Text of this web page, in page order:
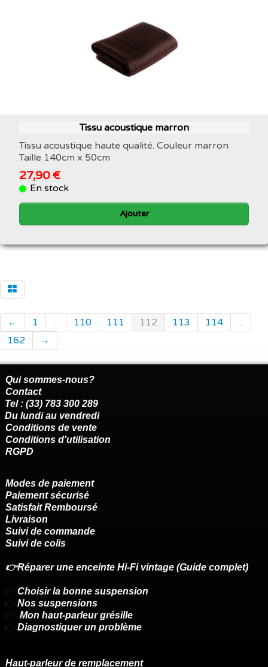
Tissu acoustique marron
Tissu acoustique haute qualité. Couleur marron
Taille 140cm x 50cm
27,90 €
En stock
Ajouter
← 1 ... 110 111 112 113 114
...
162
→
Qui sommes-nous?
Contact
Tel : (33) 783 300 289
Du lundi au vendredi
Conditions de vente
Conditions d'utilisation
RGPD
Modes de paiement
Paiement sécurisé
Satisfait Remboursé
Livraison
Suivi de commande
Suivi de colis
👉Réparer une enceinte Hi-Fi vintage (Guide complet)
👉 Choisir la bonne suspension
👉 Nos suspensions
👉 Mon haut-parleur grésille
👉 Diagnostiquer un problème
Haut-parleur de remplacement